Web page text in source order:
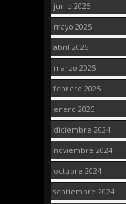
junio 2025
mayo 2025
abril 2025
marzo 2025
febrero 2025
enero 2025
diciembre 2024
noviembre 2024
octubre 2024
septiembre 2024